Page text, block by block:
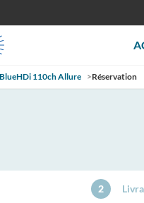
110ch Allure >Réservation
2